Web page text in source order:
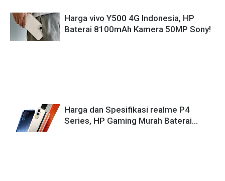
Harga vivo Y500 4G Indonesia, HP
Baterai 8100mAh Kamera 50MP Sony!
Harga dan Spesifikasi realme P4
Series, HP Gaming Murah Baterai